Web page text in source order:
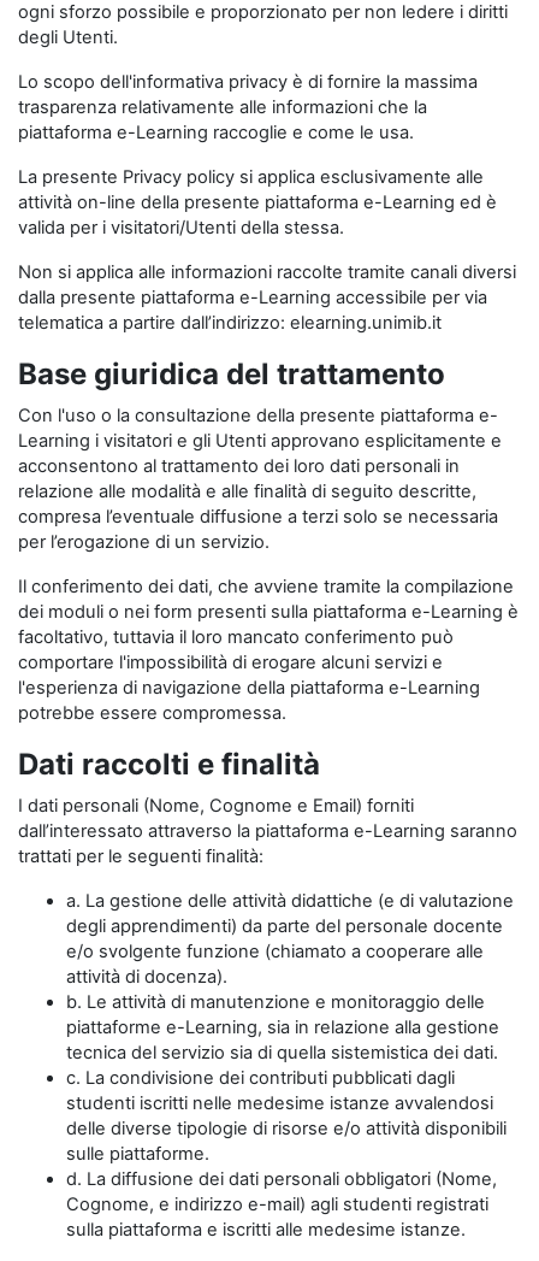
ogni sforzo possibile e proporzionato per non ledere i diritti
degli Utenti.
Lo scopo dell'informativa privacy è di fornire la massima
trasparenza relativamente alle informazioni che la
piattaforma e-Learning raccoglie e come le usa.
La presente Privacy policy si applica esclusivamente alle
attività on-line della presente piattaforma e-Learning ed è
valida per i visitatori/Utenti della stessa.
Non si applica alle informazioni raccolte tramite canali diversi
dalla presente piattaforma e-Learning accessibile per via
telematica a partire dall’indirizzo: elearning.unimib.it
Base giuridica del trattamento
Con l'uso o la consultazione della presente piattaforma e-
Learning i visitatori e gli Utenti approvano esplicitamente e
acconsentono al trattamento dei loro dati personali in
relazione alle modalità e alle finalità di seguito descritte,
compresa l’eventuale diffusione a terzi solo se necessaria
per l’erogazione di un servizio.
Il conferimento dei dati, che avviene tramite la compilazione
dei moduli o nei form presenti sulla piattaforma e-Learning è
facoltativo, tuttavia il loro mancato conferimento può
comportare l'impossibilità di erogare alcuni servizi e
l'esperienza di navigazione della piattaforma e-Learning
potrebbe essere compromessa.
Dati raccolti e finalità
I dati personali (Nome, Cognome e Email) forniti
dall’interessato attraverso la piattaforma e-Learning saranno
trattati per le seguenti finalità:
a. La gestione delle attività didattiche (e di valutazione
degli apprendimenti) da parte del personale docente
e/o svolgente funzione (chiamato a cooperare alle
attività di docenza).
b. Le attività di manutenzione e monitoraggio delle
piattaforme e-Learning, sia in relazione alla gestione
tecnica del servizio sia di quella sistemistica dei dati.
c. La condivisione dei contributi pubblicati dagli
studenti iscritti nelle medesime istanze avvalendosi
delle diverse tipologie di risorse e/o attività disponibili
sulle piattaforme.
d. La diffusione dei dati personali obbligatori (Nome,
Cognome, e indirizzo e-mail) agli studenti registrati
sulla piattaforma e iscritti alle medesime istanze.